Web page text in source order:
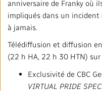
anniversaire de Franky où
impliqués dans un
à jamais.
Télédiffusion et diffusion
(22 h HA, 22 h 30 HTN) sur
Exclusivité de CBC
VIRTUAL PRIDE